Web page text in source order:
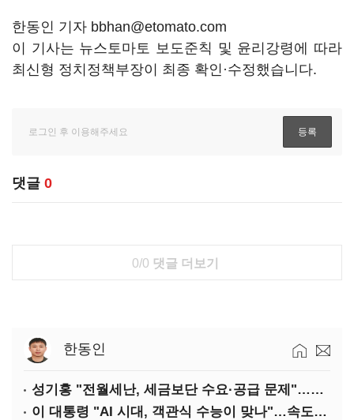
한동인 기자 bbhan@etomato.com
이 기사는 뉴스토마토 보도준칙 및 윤리강령에 따라
최신형 정치정책부장이 최종 확인·수정했습니다.
댓글 0
0/0 댓글 더보기
한동인
성기홍 "전월세난, 세금보단 수요·공급 문제"…닥공 시사
이 대통령 "AI 시대, 객관식 수능이 맞나"…속도전 '경계'